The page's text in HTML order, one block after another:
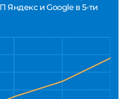
Яндекс и Google в 5-ти